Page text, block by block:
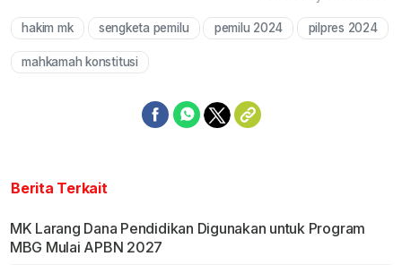
Mute
hakim mk sengketa pemilu pemilu 2024 pilpres 2024
mahkamah konstitusi
Berita Terkait
MK Larang Dana Pendidikan Digunakan untuk Program
MBG Mulai APBN 2027